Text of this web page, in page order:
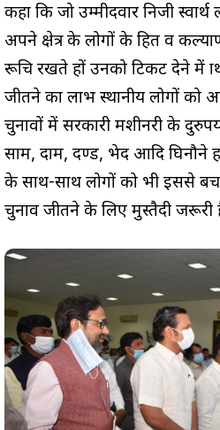
कहा कि जो उम्मीदवार निजी
अपने क्षेत्र के लोगों के हित व
रूचि रखते हों उनको टिकट देने में
जीतने का लाभ स्थानीय लोगों को
चुनावों में सरकारी मशीनरी के
साम, दाम, दण्ड, भेद आदि
के साथ-साथ लोगों को भी इससे
चुनाव जीतने के लिए मुस्तैदी जरूरी